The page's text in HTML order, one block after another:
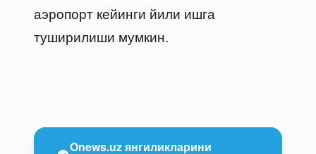
аэропорт кейинги йили ишга
туширилиши мумкин.
Onews.uz янгиликларини